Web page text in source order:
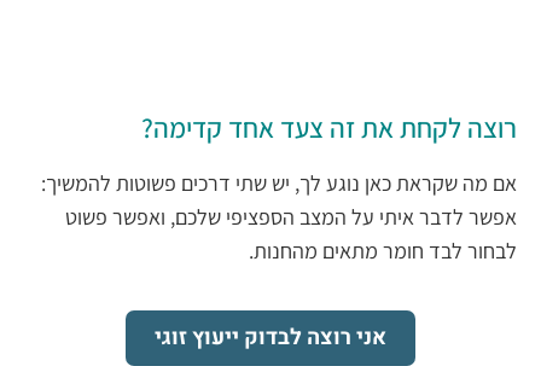
רוצה לקחת את זה צעד אחד קדימה?
אם מה שקראת כאן נוגע לך, יש שתי דרכים פשוטות להמשיך:
אפשר לדבר איתי על המצב הספציפי שלכם, ואפשר פשוט
לבחור לבד חומר מתאים מהחנות.
אני רוצה לבדוק ייעוץ זוגי